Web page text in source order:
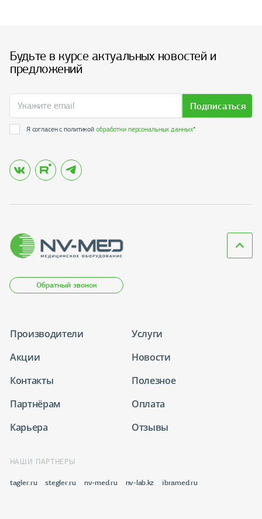
Будьте в курсе актуальных новостей и
предложений
Подписаться
Я согласен с политикойобработки персональных данных*
Обратный звонок
Производители
Услуги
Акции
Новости
Контакты
Полезное
Партнёрам
Оплата
Карьера
Отзывы
НАШИ ПАРТНЕРЫ
tagler.ru stegler.ru nv-med.ru nv-lab.kz ibramed.ru